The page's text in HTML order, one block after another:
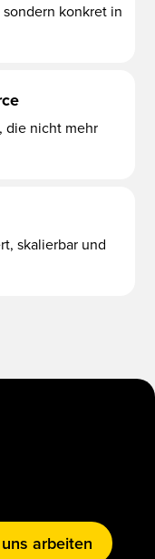
konkret in
die nicht mehr
skalierbar und
arbeiten